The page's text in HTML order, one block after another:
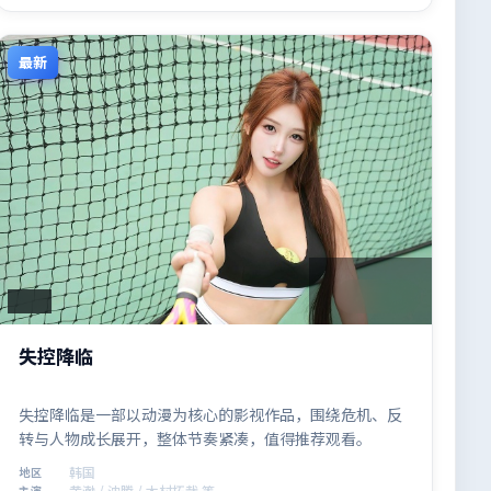
最新
失控降临
失控降临是一部以动漫为核心的影视作品，围绕危机、反
转与人物成长展开，整体节奏紧凑，值得推荐观看。
地区 韩国